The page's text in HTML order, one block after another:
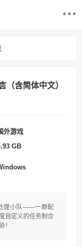
含简体中文）
外游戏
GB
理小队——一群配
自定义的任务制合
！